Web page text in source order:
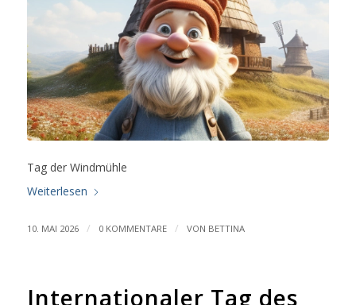
Tag der Windmühle
Weiterlesen
10. MAI 2026 / 0 KOMMENTARE / VON BETTINA
Internationaler Tag des